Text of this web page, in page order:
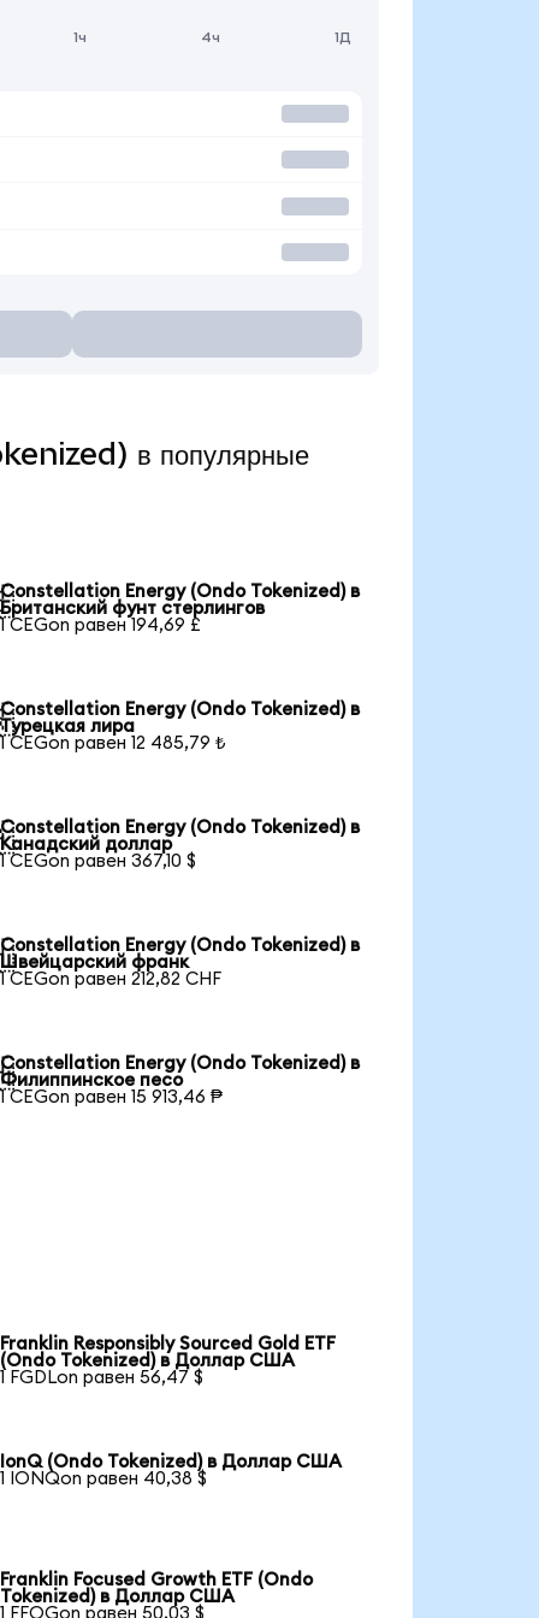
1ч 4ч 1Д
в популярные
Constellation Energy (Ondo Tokenized) в
Британский фунт стерлингов
1 CEGon равен 194,69 £
Constellation Energy (Ondo Tokenized) в
Турецкая лира
1 CEGon равен 12 485,79 ₺
Constellation Energy (Ondo Tokenized) в
Канадский доллар
1 CEGon равен 367,10 $
Constellation Energy (Ondo Tokenized) в
Швейцарский франк
1 CEGon равен 212,82 CHF
Constellation Energy (Ondo Tokenized) в
Филиппинское песо
1 CEGon равен 15 913,46 ₱
Franklin Responsibly Sourced Gold ETF
(Ondo Tokenized) в Доллар США
1 FGDLon равен 56,47 $
IonQ (Ondo Tokenized) в Доллар США
1 IONQon равен 40,38 $
Franklin Focused Growth ETF (Ondo
Tokenized) в Доллар США
1 FFOGon равен 50,03 $